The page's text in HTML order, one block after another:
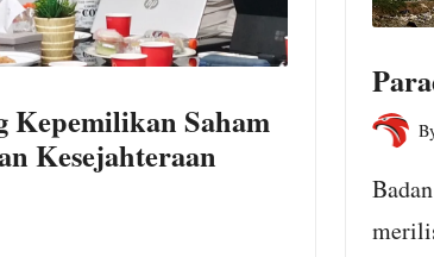
Posted
Kepemilikan Saham
Kesejahteraan
31, 2026
Comments
–
bentuk
terhadap
Bapak
PK KNPI
Cibungbulang
Bersama AHM
Gelar Bagi-Bagi
Oli Gratis dan
Kendaraan
Masyarakat